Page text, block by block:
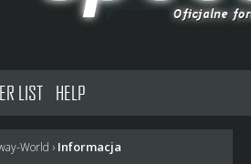
LIST HELP
World › Informacja